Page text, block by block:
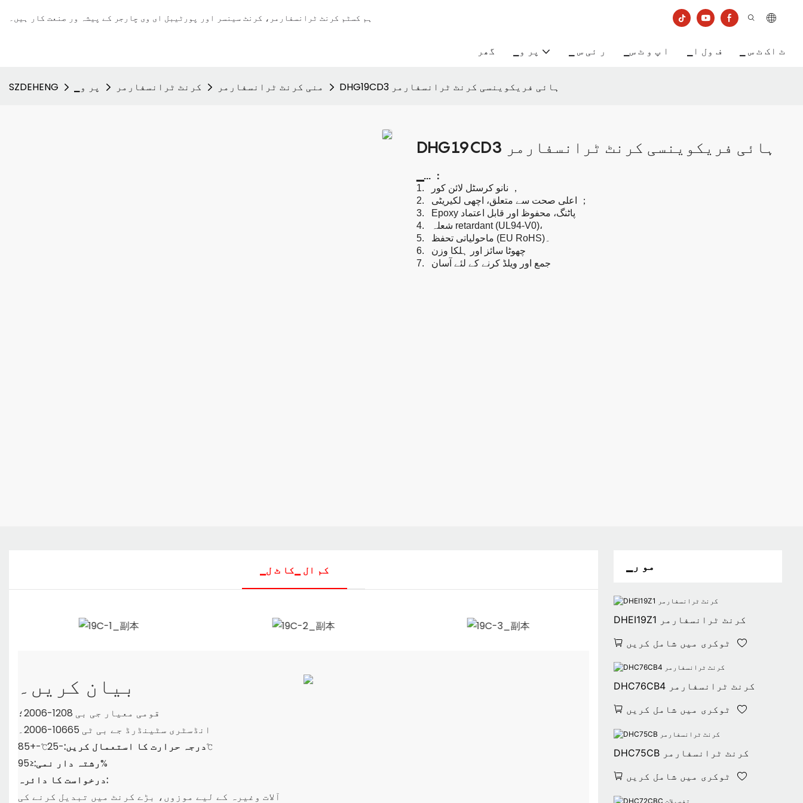
ہم کسٹم کرنٹ ٹرانسفارمر، کرنٹ سینسر اور پورٹیبل ای وی چارجر کے پیشہ ور صنعت کار ہیں۔
گھر ▁پر و ▁ ر ئی س ▁ا پ و ٹ س ▁ف ول ا ▁ ٹ اک ٹ س
SZDEHENG ▁پر و کرنٹ ٹرانسفارمر منی کرنٹ ٹرانسفارمر DHG19CD3 ہائی فریکوینسی کرنٹ ٹرانسفارمر
DHG19CD3 ہائی فریکوینسی کرنٹ ٹرانسفارمر
▁...
：
1.
，
2.
；
3.
Epoxy پاٹنگ، محفوظ اور قابل اعتماد
4.
شعلہ retardant (UL94-V0)،
5.
6.
چھوٹا سائز اور ہلکا وزن
7.
جمع اور ویلڈ کرنے کے لئے آسان
▁مو ر
DHEI19Z1 کرنٹ ٹرانسفارمر
ٹوکری میں شامل کریں
DHC76CB4 کرنٹ ٹرانسفارمر
ٹوکری میں شامل کریں
DHC75CB کرنٹ ٹرانسفارمر
ٹوکری میں شامل کریں
▁کم ال ▁کا ٹ ل
بیان کریں۔
قومی معیار جی بی 1208-2006؛
انڈسٹری سٹینڈرڈ جے بی ٹی 10665-2006۔
درجہ حرارت کا استعمال کریں:-25℃-+85℃
رشتہ دار نمی:≤95%
درخواست کا دائرہ:
آلات وغیرہ کے لیے موزوں، بڑے کرنٹ میں تبدیل کرنے کی